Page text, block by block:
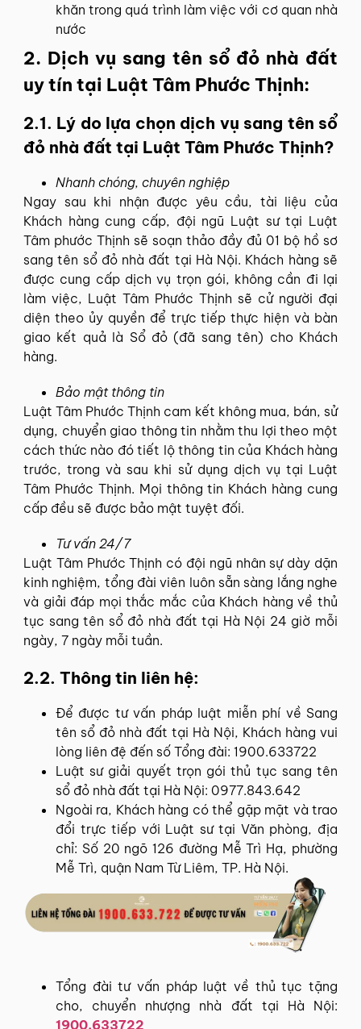
khăn trong quá trình làm việc với cơ quan nhà
nước
2. Dịch vụ sang tên sổ đỏ nhà đất
uy tín tại Luật Tâm Phước Thịnh:
2.1. Lý do lựa chọn dịch vụ sang tên sổ
đỏ nhà đất tại Luật Tâm Phước Thịnh?
Nhanh chóng, chuyên nghiệp
Ngay sau khi nhận được yêu cầu, tài liệu của
Khách hàng cung cấp, đội ngũ Luật sư tại Luật
Tâm phước Thịnh sẽ soạn thảo đầy đủ 01 bộ hồ sơ
sang tên sổ đỏ nhà đất tại Hà Nội. Khách hàng sẽ
được cung cấp dịch vụ trọn gói, không cần đi lại
làm việc, Luật Tâm Phước Thịnh sẽ cử người đại
diện theo ủy quyền để trực tiếp thực hiện và bàn
giao kết quả là Sổ đỏ (đã sang tên) cho Khách
hàng.
Bảo mật thông tin
Luật Tâm Phước Thịnh cam kết không mua, bán, sử
dụng, chuyển giao thông tin nhằm thu lợi theo một
cách thức nào đó tiết lộ thông tin của Khách hàng
trước, trong và sau khi sử dụng dịch vụ tại Luật
Tâm Phước Thịnh. Mọi thông tin Khách hàng cung
cấp đều sẽ được bảo mật tuyệt đối.
Tư vấn 24/7
Luật Tâm Phước Thịnh có đội ngũ nhân sự dày dặn
kinh nghiệm, tổng đài viên luôn sẵn sàng lắng nghe
và giải đáp mọi thắc mắc của Khách hàng về thủ
tục sang tên sổ đỏ nhà đất tại Hà Nội 24 giờ mỗi
ngày, 7 ngày mỗi tuần.
2.2. Thông tin liên hệ:
Để được tư vấn pháp luật miễn phí về Sang
tên sổ đỏ nhà đất tại Hà Nội, Khách hàng vui
lòng liên đệ đến số Tổng đài: 1900.633722
Luật sư giải quyết trọn gói thủ tục sang tên
sổ đỏ nhà đất tại Hà Nội: 0977.843.642
Ngoài ra, Khách hàng có thể gặp mặt và trao
đổi trực tiếp với Luật sư tại Văn phòng, địa
chỉ: Số 20 ngõ 126 đường Mễ Trì Hạ, phường
Mễ Trì, quận Nam Từ Liêm, TP. Hà Nội.
Tổng đài tư vấn pháp luật về thủ tục tặng
cho, chuyển nhượng nhà đất tại Hà Nội:
1900.633722